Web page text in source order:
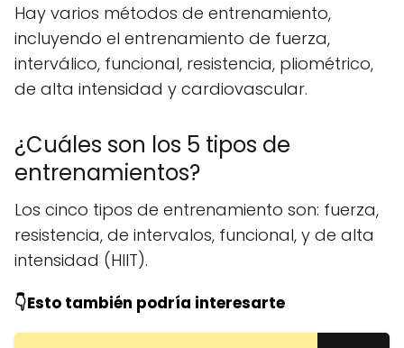
Hay varios métodos de entrenamiento,
incluyendo el entrenamiento de fuerza,
interválico, funcional, resistencia, pliométrico,
de alta intensidad y cardiovascular.
¿Cuáles son los 5 tipos de
entrenamientos?
Los cinco tipos de entrenamiento son: fuerza,
resistencia, de intervalos, funcional, y de alta
intensidad (HIIT).
👇Esto también podría interesarte